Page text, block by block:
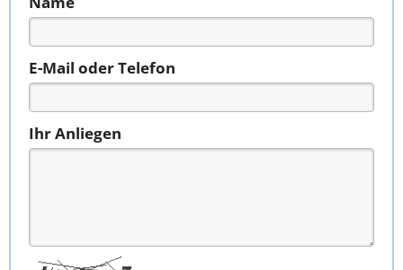
E-Mail oder Telefon
Ihr Anliegen